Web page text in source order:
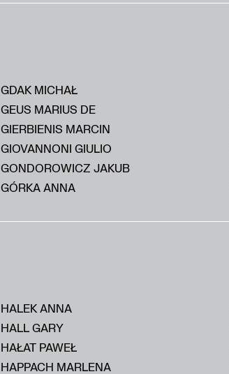
GDAK MICHAŁ
GEUS MARIUS DE
GIERBIENIS MARCIN
GIOVANNONI GIULIO
GONDOROWICZ JAKUB
GÓRKA ANNA
HALEK ANNA
HALL GARY
HAŁAT PAWEŁ
HAPPACH MARLENA